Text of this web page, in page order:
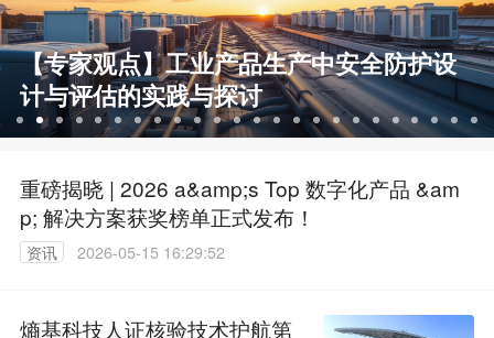
【专家观点】工业产品生产中安全防护设
计与评估的实践与探讨
重磅揭晓 | 2026 a&amp;s Top 数字化产品 &am
p; 解决方案获奖榜单正式发布！
资讯 2026-05-15 16:29:52
熵基科技人证核验技术护航第